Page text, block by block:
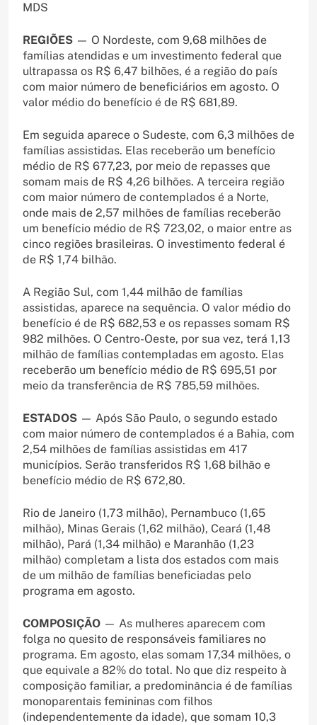
MDS
REGIÕES — O Nordeste, com 9,68 milhões de
famílias atendidas e um investimento federal que
ultrapassa os R$ 6,47 bilhões, é a região do país
com maior número de beneficiários em agosto. O
valor médio do benefício é de R$ 681,89.
Em seguida aparece o Sudeste, com 6,3 milhões de
famílias assistidas. Elas receberão um benefício
médio de R$ 677,23, por meio de repasses que
somam mais de R$ 4,26 bilhões. A terceira região
com maior número de contemplados é a Norte,
onde mais de 2,57 milhões de famílias receberão
um benefício médio de R$ 723,02, o maior entre as
cinco regiões brasileiras. O investimento federal é
de R$ 1,74 bilhão.
A Região Sul, com 1,44 milhão de famílias
assistidas, aparece na sequência. O valor médio do
benefício é de R$ 682,53 e os repasses somam R$
982 milhões. O Centro-Oeste, por sua vez, terá 1,13
milhão de famílias contempladas em agosto. Elas
receberão um benefício médio de R$ 695,51 por
meio da transferência de R$ 785,59 milhões.
ESTADOS — Após São Paulo, o segundo estado
com maior número de contemplados é a Bahia, com
2,54 milhões de famílias assistidas em 417
municípios. Serão transferidos R$ 1,68 bilhão e
benefício médio de R$ 672,80.
Rio de Janeiro (1,73 milhão), Pernambuco (1,65
milhão), Minas Gerais (1,62 milhão), Ceará (1,48
milhão), Pará (1,34 milhão) e Maranhão (1,23
milhão) completam a lista dos estados com mais
de um milhão de famílias beneficiadas pelo
programa em agosto.
COMPOSIÇÃO — As mulheres aparecem com
folga no quesito de responsáveis familiares no
programa. Em agosto, elas somam 17,34 milhões, o
que equivale a 82% do total. No que diz respeito à
composição familiar, a predominância é de famílias
monoparentais femininas com filhos
(independentemente da idade), que somam 10,3